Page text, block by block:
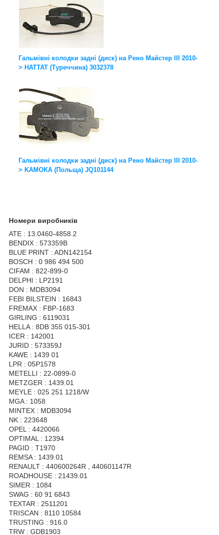
Гальмівні колодки задні (диск) на Рено Майстер III 2010-
> HATTAT (Туреччина) 3032378
Гальмівні колодки задні (диск) на Рено Майстер III 2010-
> KAMOKA (Польща) JQ101144
Номери виробників
ATE : 13.0460-4858.2
BENDIX : 573359B
BLUE PRINT : ADN142154
BOSCH : 0 986 494 500
CIFAM : 822-899-0
DELPHI : LP2191
DON : MDB3094
FEBI BILSTEIN : 16843
FREMAX : FBP-1683
GIRLING : 6119031
HELLA : 8DB 355 015-301
ICER : 142001
JURID : 573359J
KAWE : 1439 01
LPR : 05P1578
METELLI : 22-0899-0
METZGER : 1439.01
MEYLE : 025 251 1218/W
MGA : 1058
MINTEX : MDB3094
NK : 223648
OPEL : 4420066
OPTIMAL : 12394
PAGID : T1970
REMSA : 1439.01
RENAULT : 440600264R , 440601147R
ROADHOUSE : 21439.01
SIMER : 1084
SWAG : 60 91 6843
TEXTAR : 2511201
TRISCAN : 8110 10584
TRUSTING : 916.0
TRW : GDB1903